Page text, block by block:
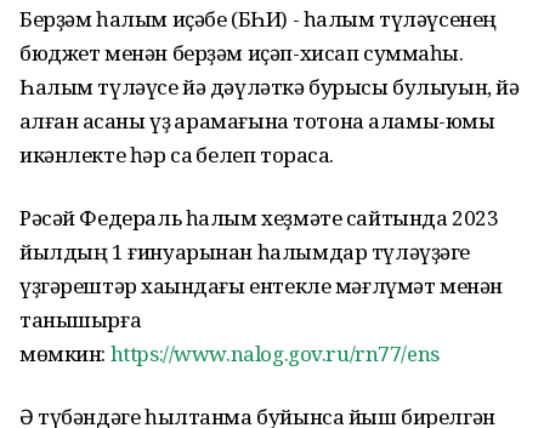
Берҙәм һалым иҫәбе (БҺИ) - һалым түләүсенең
бюджет менән берҙәм иҫәп-хисап суммаһы.
Һалым түләүсе йә дәүләткә бурысы булыуын, йә
ҡалған аҡсаны үҙ ҡарамағына тотона аламы-юҡмы
икәнлекте һәр саҡ белеп торасаҡ.
Рәсәй Федераль һалым хеҙмәте сайтында 2023
йылдың 1 ғинуарынан һалымдар түләүҙәге
үҙгәрештәр хаҡындағы ентекле мәғлүмәт менән
танышырға
мөмкин: https://www.nalog.gov.ru/rn77/ens
Ә түбәндәге һылтанма буйынса йыш бирелгән